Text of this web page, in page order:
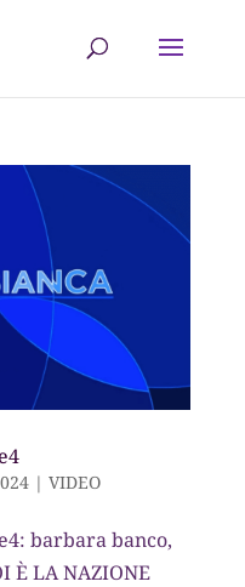
| VIDEO
barbara banco,
È LA NAZIONE